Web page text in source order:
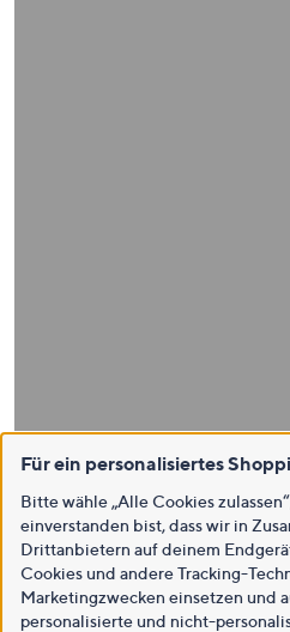
Für ein personalisiertes
Bitte wähle „Alle Cookies
einverstanden bist, dass wir in
Drittanbietern auf deinem
Cookies und andere Tracking-
Marketingzwecken einsetzen und
personalisierte und nicht-